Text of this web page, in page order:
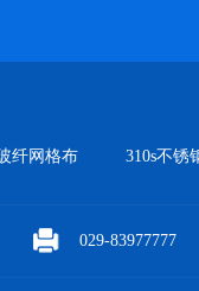
纤网格布 310s不锈
029-83977777